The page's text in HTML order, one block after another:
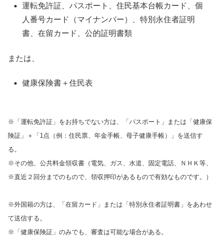
運転免許証、パスポート、住民基本台帳カード、個
人番号カード（マイナンバー）、特別永住者証明
書、在留カード、公的証明書類
または、
健康保険書＋住民表
※「運転免許証」をお持ちでない方は、「パスポート」または「健康保
険証」＋「1点（例：住民票、年金手帳、母子健康手帳）」を送信す
る。
※その他、公共料金領収書（電気、ガス、水道、固定電話、ＮＨＫ等、
※直近２回分までのもので、領収押印があるもので有効なものです。）
※外国籍の方は、「在留カード」または「特別永住者証明書」をあわせ
て送信する。
※「健康保険証」のみでも、審査は可能な場合がある。